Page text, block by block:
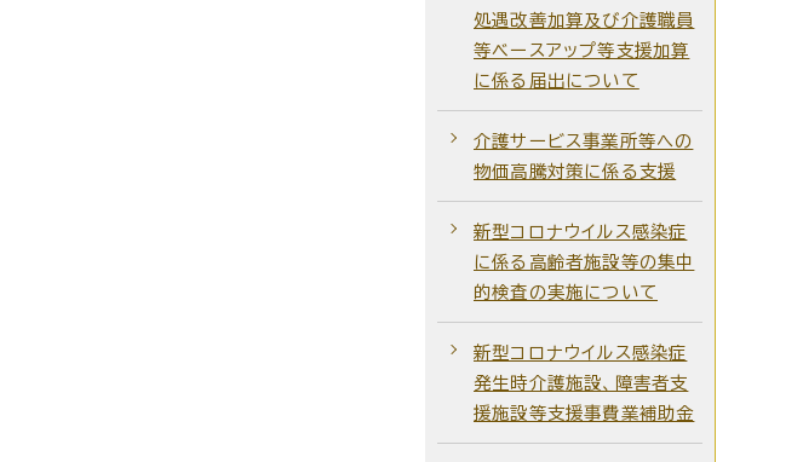
処遇改善加算及び介護職員
等ベースアップ等支援加算
に係る届出について
介護サービス事業所等への
物価高騰対策に係る支援
新型コロナウイルス感染症
に係る高齢者施設等の集中
的検査の実施について
新型コロナウイルス感染症
発生時介護施設、障害者支
援施設等支援事費業補助金